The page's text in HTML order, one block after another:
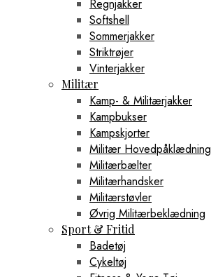
Regnjakker
Softshell
Sommerjakker
Striktrøjer
Vinterjakker
Militær
Kamp- & Militærjakker
Kampbukser
Kampskjorter
Militær Hovedpåklædning
Militærbælter
Militærhandsker
Militærstøvler
Øvrig Militærbeklædning
Sport & Fritid
Badetøj
Cykeltøj